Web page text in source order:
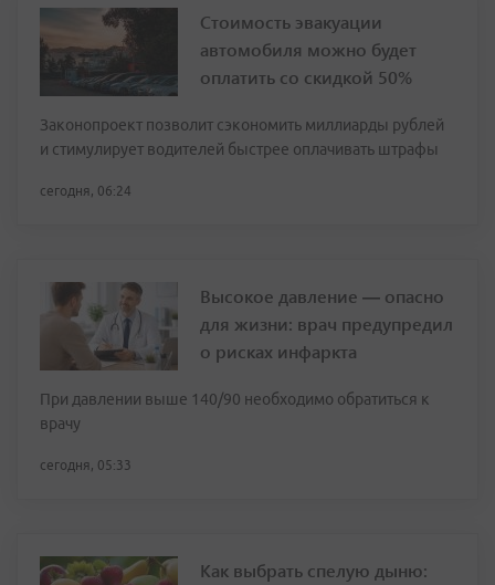
Стоимость эвакуации
автомобиля можно будет
оплатить со скидкой 50%
Законопроект позволит сэкономить миллиарды рублей
и стимулирует водителей быстрее оплачивать штрафы
сегодня, 06:24
Высокое давление — опасно
для жизни: врач предупредил
о рисках инфаркта
При давлении выше 140/90 необходимо обратиться к
врачу
сегодня, 05:33
Как выбрать спелую дыню: